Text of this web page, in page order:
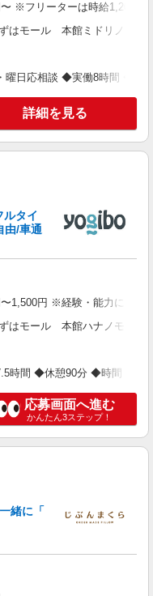
※フリーターは時給1,200
はモール 本館ミドリノモー
曜日応相談 ◆実働8時間 ◆休
詳細を見る
タイ
由/車通
1,500円 ※経験・能力により
はモール 本館ハナノモール
時間 ◆休憩90分 ◆時間・曜
応募画面へ進む
かんたん3ステップ！
緒に「